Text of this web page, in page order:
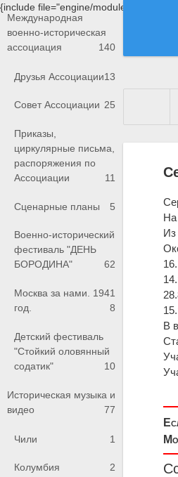
{include file="engine/modules/saperu/
Международная
военно-историческая
ассоциация
140
Друзья Ассоциации13
Совет Ассоциации 25
Приказы,
циркулярные письма,
распоряжения по
Ассоциации
11
Сценарные планы 5
Военно-исторический
фестиваль "ДЕНЬ
БОРОДИНА"
62
Москва за нами. 1941
год.
8
Детский фестиваль
"Стойкий оловянный
содатик"
10
Историческая музыка и
видео
77
Чили 1
Колумбия 2
На
Из
В